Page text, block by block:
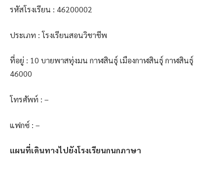
รหัสโรงเรียน : 46200002
ประเภท : โรงเรียนสอนวิชาชีพ
ที่อยู่ : 10 บายพาสทุ่งมน กาฬสินธุ์ เมืองกาฬสินธุ์ กาฬสินธุ์
46000
โทรศัพท์ : –
แฟกซ์ : –
แผนที่เดินทางไปยังโรงเรียนกนกภาษา